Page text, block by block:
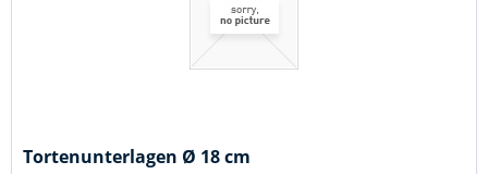
Tortenunterlagen Ø 18 cm